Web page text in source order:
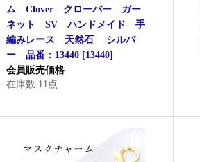
ム Clover クローバー ガー
ネット SV ハンドメイド 手
編みレース 天然石 シルバ
ー 品番：13440 [13440]
会員販売価格
在庫数 11点